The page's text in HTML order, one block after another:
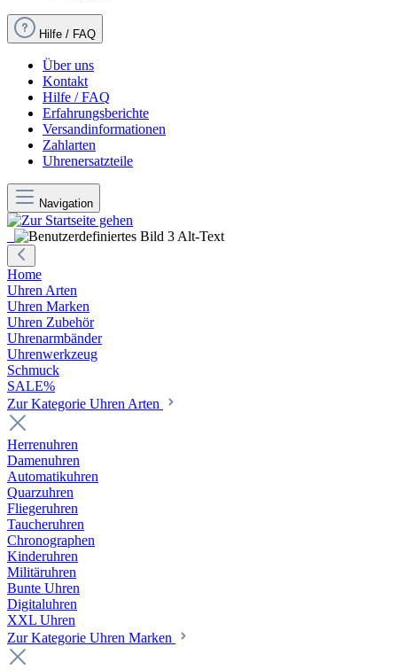
Hilfe / FAQ
Über uns
Kontakt
Hilfe / FAQ
Erfahrungsberichte
Versandinformationen
Zahlarten
Uhrenersatzteile
Navigation
Home
Uhren Arten
Uhren Marken
Uhren Zubehör
Uhrenarmbänder
Uhrenwerkzeug
Schmuck
SALE%
Zur Kategorie Uhren Arten
Herrenuhren
Damenuhren
Automatikuhren
Quarzuhren
Fliegeruhren
Taucheruhren
Chronographen
Kinderuhren
Militäruhren
Bunte Uhren
Digitaluhren
XXL Uhren
Zur Kategorie Uhren Marken